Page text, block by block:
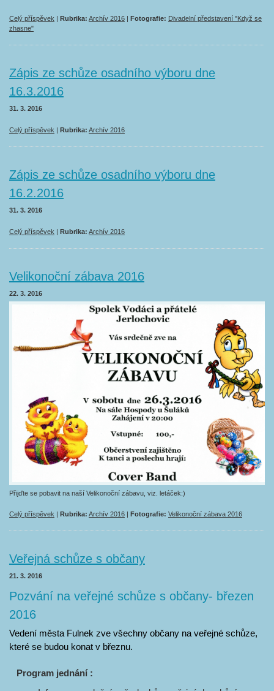
Celý příspěvek | Rubrika: Archív 2016 | Fotografie: Divadelní představení "Když se
zhasne"
Zápis ze schůze osadního výboru dne
16.3.2016
31. 3. 2016
Celý příspěvek | Rubrika: Archív 2016
Zápis ze schůze osadního výboru dne
16.2.2016
31. 3. 2016
Celý příspěvek | Rubrika: Archív 2016
Velikonoční zábava 2016
22. 3. 2016
Přijďte se pobavit na naší Velikonoční zábavu, viz. letáček:)
Celý příspěvek | Rubrika: Archív 2016 | Fotografie: Velikonoční zábava 2016
Veřejná schůze s občany
21. 3. 2016
Pozvání na veřejné schůze s občany- březen
2016
Vedení města Fulnek zve všechny občany na veřejné schůze,
které se budou konat v březnu.
Program jednání :